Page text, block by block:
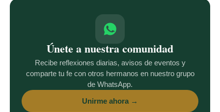
Únete a nuestra comunidad
Recibe reflexiones diarias, avisos de eventos y
comparte tu fe con otros hermanos en nuestro grupo
de WhatsApp.
Unirme ahora →